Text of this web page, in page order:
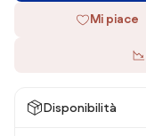
Mi piace
Disponibilità